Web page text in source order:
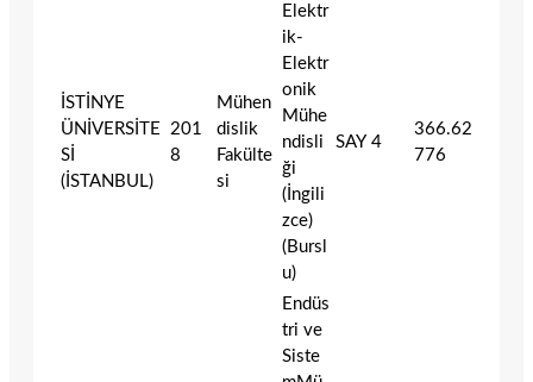
İSTİNYE
ÜNİVERSİTE
Sİ
(İSTANBUL)
201
8
Mühen
dislik
Fakülte
si
Elektr
ik-
Elektr
onik
Mühe
ndisli
ği
(İngili
zce)
(Bursl
u)
SAY 4
366.62
776
Endüs
tri ve
Siste